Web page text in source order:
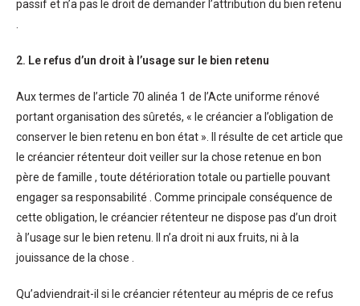
passif et n’a pas le droit de demander l’attribution du bien retenu
2. Le refus d’un droit à l’usage sur le bien retenu
Aux termes de l’article 70 alinéa 1 de l’Acte uniforme rénové
portant organisation des sûretés, « le créancier a l’obligation de
conserver le bien retenu en bon état ». Il résulte de cet article que
le créancier rétenteur doit veiller sur la chose retenue en bon
père de famille , toute détérioration totale ou partielle pouvant
engager sa responsabilité . Comme principale conséquence de
cette obligation, le créancier rétenteur ne dispose pas d’un droit
à l’usage sur le bien retenu. Il n’a droit ni aux fruits, ni à la
jouissance de la chose .
Qu’adviendrait-il si le créancier rétenteur au mépris de ce refus